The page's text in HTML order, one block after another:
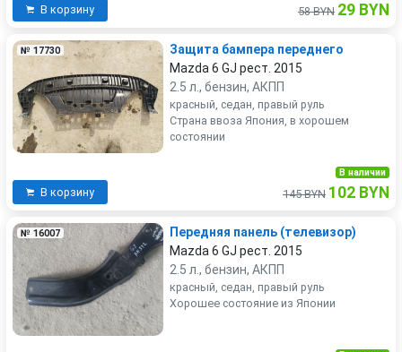
В корзину 58 BYN 29 BYN
№ 17730
Защита бампера переднего
Mazda 6 GJ рест. 2015
2.5 л., бензин, АКПП
красный, седан, правый руль
Страна ввоза Япония, в хорошем
состоянии
В корзину
В наличии
145 BYN 102 BYN
№ 16007
Передняя панель (телевизор)
Mazda 6 GJ рест. 2015
2.5 л., бензин, АКПП
красный, седан, правый руль
Хорошее состояние из Японии